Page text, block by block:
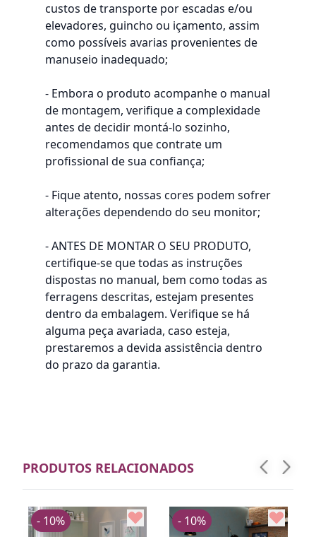
custos de transporte por escadas e/ou
elevadores, guincho ou içamento, assim
como possíveis avarias provenientes de
manuseio inadequado;
- Embora o produto acompanhe o manual
de montagem, verifique a complexidade
antes de decidir montá-lo sozinho,
recomendamos que contrate um
profissional de sua confiança;
- Fique atento, nossas cores podem sofrer
alterações dependendo do seu monitor;
- ANTES DE MONTAR O SEU PRODUTO,
certifique-se que todas as instruções
dispostas no manual, bem como todas as
ferragens descritas, estejam presentes
dentro da embalagem. Verifique se há
alguma peça avariada, caso esteja,
prestaremos a devida assistência dentro
do prazo da garantia.
PRODUTOS RELACIONADOS
- 10% - 10%